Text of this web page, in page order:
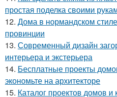
простая поделка своими
12. Дома в нормандском
провинции
13. Современный дизайн
интерьера и экстерьера
14. Бесплатные проекты
экономьте на архитекторе
15. Каталог проектов домов и